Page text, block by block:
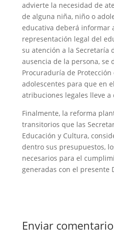
advierte la necesidad de
de alguna niña, niño o
educativa deberá informar
representación legal del
su atención a la Secretaría
ausencia de la persona, se
Procuraduría de
adolescentes para que en
atribuciones legales lleve a
Finalmente, la reforma
transitorios que las
Educación y Cultura,
dentro sus presupuestos,
necesarios para el
generadas con el presente
Enviar comentario